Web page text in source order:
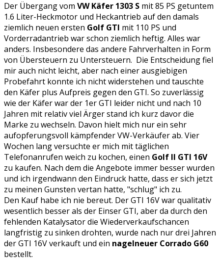
Der Übergang vom VW Käfer 1303 S mit 85 PS getuntem
1.6 Liter-Heckmotor und Heckantrieb auf den damals
ziemlich neuen ersten Golf GTI mit 110 PS und
Vorderradantrieb war schon ziemlich heftig. Alles war
anders. Insbesondere das andere Fahrverhalten in Form
von Übersteuern zu Untersteuern. Die Entscheidung fiel
mir auch nicht leicht, aber nach einer ausgiebigen
Probefahrt konnte ich nicht widerstehen und tauschte
den Käfer plus Aufpreis gegen den GTI. So zuverlässig
wie der Käfer war der 1er GTI leider nicht und nach 10
Jahren mit relativ viel Ärger stand ich kurz davor die
Marke zu wechseln. Davon hielt mich nur ein sehr
aufopferungsvoll kämpfender VW-Verkäufer ab. Vier
Wochen lang versuchte er mich mit täglichen
Telefonanrufen weich zu kochen, einen Golf II GTI 16V
zu kaufen. Nach dem die Angebote immer besser wurden
und ich irgendwann den Eindruck hatte, dass er sich jetzt
zu meinen Gunsten vertan hatte, "schlug" ich zu.
Den Kauf habe ich nie bereut. Der GTI 16V war qualitativ
wesentlich besser als der Einser GTI, aber da durch den
fehlenden Katalysator die Wiederverkaufschancen
langfristig zu sinken drohten, wurde nach nur drei Jahren
der GTI 16V verkauft und ein nagelneuer Corrado G60
bestellt.